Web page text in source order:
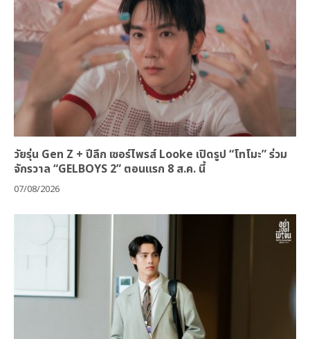
วัยรุ่น Gen Z + ปีลึก เซอร์ไพรส์ Looke เปิดรูป “โทโมะ” ร่วม
จักรวาล “GELBOYS 2” ตอนแรก 8 ส.ค. นี้
07/08/2026